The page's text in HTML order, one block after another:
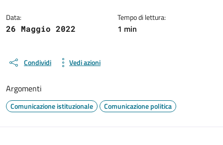
Data:
26 Maggio 2022
Tempo di lettura:
1 min
Condividi Vedi azioni
Argomenti
Comunicazione istituzionale Comunicazione politica